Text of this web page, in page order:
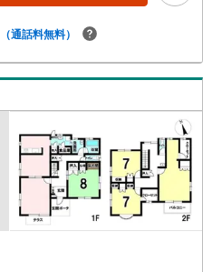
（通話料無料）